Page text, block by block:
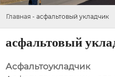
Главная - асфальтовый укладчик
асфальтовый
Асфальтоукладчик